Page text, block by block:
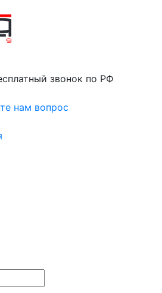
звонок по РФ
нам вопрос